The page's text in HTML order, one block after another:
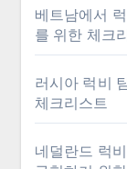
베트남에서
를 위한 체크
러시아 럭비
체크리스트
네덜란드 럭